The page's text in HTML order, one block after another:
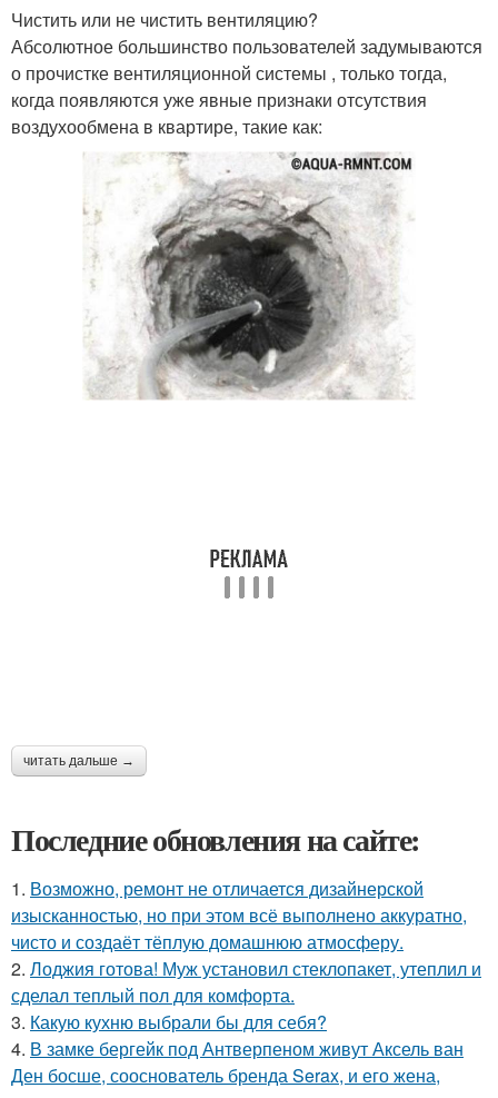
Чистить или не чистить вентиляцию?
Абсолютное большинство пользователей задумываются
о прочистке вентиляционной системы , только тогда,
когда появляются уже явные признаки отсутствия
воздухообмена в квартире, такие как:
читать дальше →
Последние обновления на сайте:
1. Возможно, ремонт не отличается дизайнерской
изысканностью, но при этом всё выполнено аккуратно,
чисто и создаёт тёплую домашнюю атмосферу.
2. Лоджия готова! Муж установил стеклопакет, утеплил и
сделал теплый пол для комфорта.
3. Какую кухню выбрали бы для себя?
4. В замке бергейк под Антверпеном живут Аксель ван
Ден босше, сооснователь бренда Serax, и его жена,